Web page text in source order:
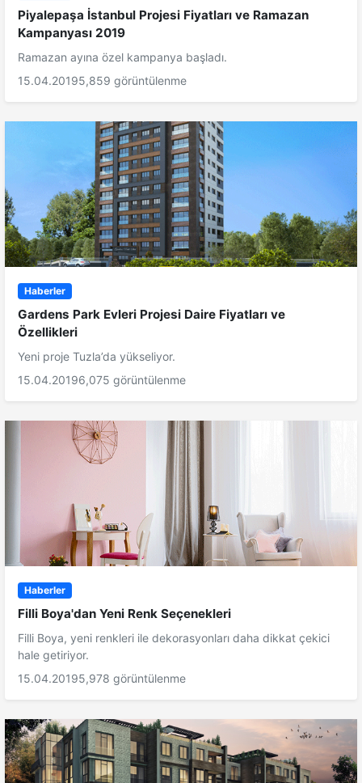
Piyalepaşa İstanbul Projesi Fiyatları ve Ramazan
Kampanyası 2019
Ramazan ayına özel kampanya başladı.
15.04.20195,859 görüntülenme
Haberler
Gardens Park Evleri Projesi Daire Fiyatları ve
Özellikleri
Yeni proje Tuzla’da yükseliyor.
15.04.20196,075 görüntülenme
Haberler
Filli Boya'dan Yeni Renk Seçenekleri
Filli Boya, yeni renkleri ile dekorasyonları daha dikkat çekici
hale getiriyor.
15.04.20195,978 görüntülenme